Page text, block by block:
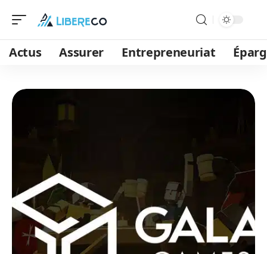
Actus Assurer Entrepreneuriat